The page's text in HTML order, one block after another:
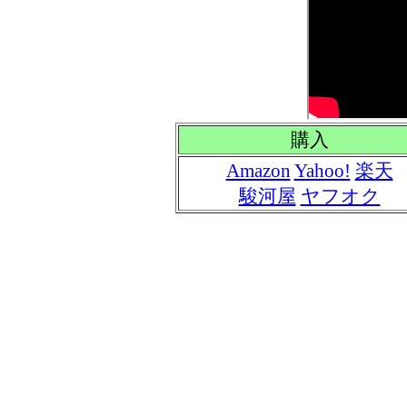
購入
Amazon Yahoo! 楽天
駿河屋 ヤフオク